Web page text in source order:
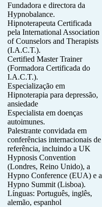
Fundadora e directora da
Hypnobalance.
Hipnoterapeuta Certificada
pela International Association
of Counselors and Therapists
(I.A.C.T.).
Certified Master Trainer
(Formadora Certificada do
I.A.C.T.).
Especialização em
Hipnoterapia para depressão,
ansiedade
Especialista em doenças
autoimunes.
Palestrante convidada em
conferências internacionais de
referência, incluindo a UK
Hypnosis Convention
(Londres, Reino Unido), a
Hypno Conference (EUA) e a
Hypno Summit (Lisboa).
Línguas: Português, inglês,
alemão, espanhol